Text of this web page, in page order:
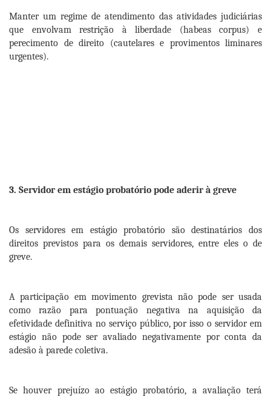
Manter um regime de atendimento das atividades judiciárias
que envolvam restrição à liberdade (habeas corpus) e
perecimento de direito (cautelares e provimentos liminares
urgentes).
3. Servidor em estágio probatório pode aderir à greve
Os servidores em estágio probatório são destinatários dos
direitos previstos para os demais servidores, entre eles o de
greve.
A participação em movimento grevista não pode ser usada
como razão para pontuação negativa na aquisição da
efetividade definitiva no serviço público, por isso o servidor em
estágio não pode ser avaliado negativamente por conta da
adesão à parede coletiva.
Se houver prejuízo ao estágio probatório, a avaliação terá